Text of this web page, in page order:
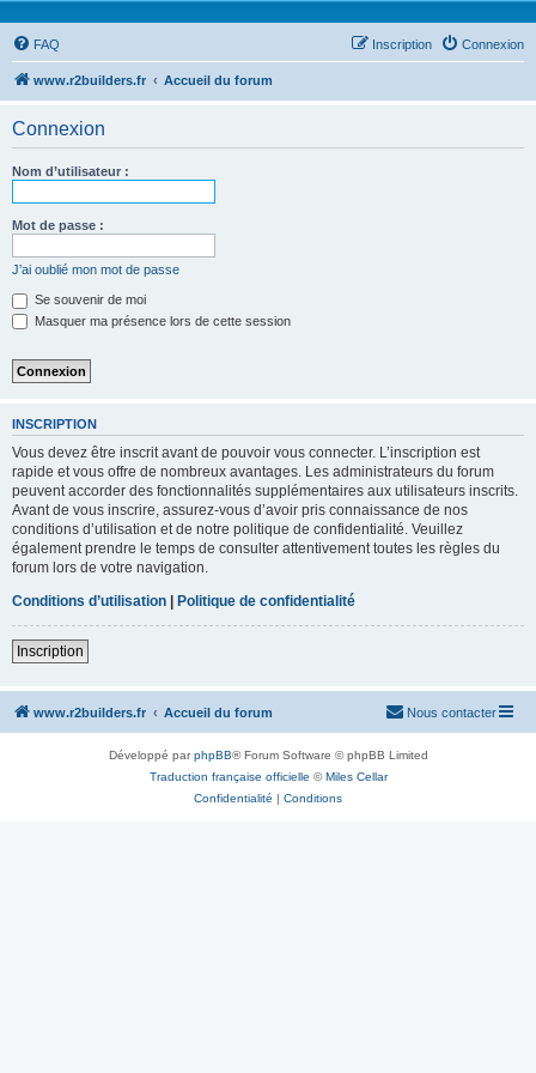
FAQ Connexion
Inscription
www.r2builders.fr Accueil du forum
Connexion
Nom d’utilisateur :
Mot de passe :
J’ai oublié mon mot de passe
Se souvenir de moi
Masquer ma présence lors de cette session
INSCRIPTION
Vous devez être inscrit avant de pouvoir vous connecter. L’inscription est
rapide et vous offre de nombreux avantages. Les administrateurs du forum
peuvent accorder des fonctionnalités supplémentaires aux utilisateurs inscrits.
Avant de vous inscrire, assurez-vous d’avoir pris connaissance de nos
conditions d’utilisation et de notre politique de confidentialité. Veuillez
également prendre le temps de consulter attentivement toutes les règles du
forum lors de votre navigation.
Conditions d’utilisation | Politique de confidentialité
Inscription
www.r2builders.fr Accueil du forum Nous contacter
Développé parphpBB® Forum Software © phpBB Limited
Traduction française officielle ©Miles Cellar
Confidentialité | Conditions